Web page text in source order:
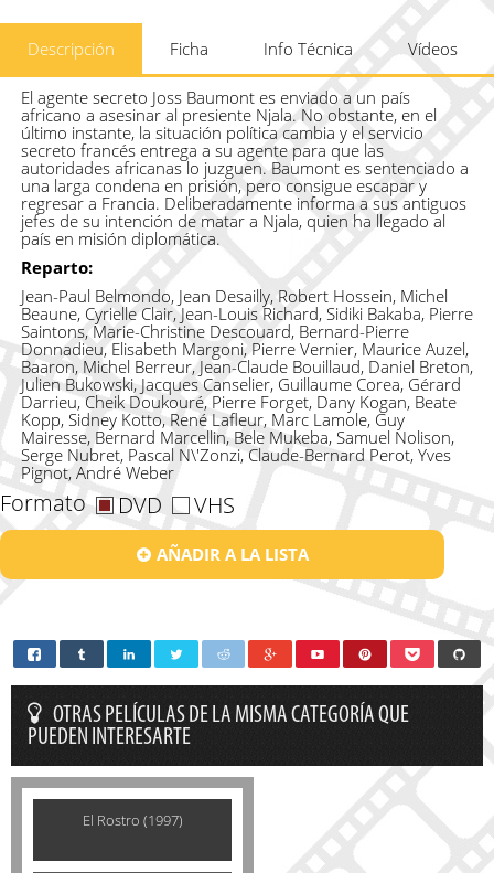
Descripción Ficha Info Técnica Vídeos
El agente secreto Joss Baumont es enviado a un país
africano a asesinar al presiente Njala. No obstante, en el
último instante, la situación política cambia y el servicio
secreto francés entrega a su agente para que las
autoridades africanas lo juzguen. Baumont es sentenciado a
una larga condena en prisión, pero consigue escapar y
regresar a Francia. Deliberadamente informa a sus antiguos
jefes de su intención de matar a Njala, quien ha llegado al
país en misión diplomática.
Reparto:
Jean-Paul Belmondo, Jean Desailly, Robert Hossein, Michel
Beaune, Cyrielle Clair, Jean-Louis Richard, Sidiki Bakaba, Pierre
Saintons, Marie-Christine Descouard, Bernard-Pierre
Donnadieu, Elisabeth Margoni, Pierre Vernier, Maurice Auzel,
Baaron, Michel Berreur, Jean-Claude Bouillaud, Daniel Breton,
Julien Bukowski, Jacques Canselier, Guillaume Corea, Gérard
Darrieu, Cheik Doukouré, Pierre Forget, Dany Kogan, Beate
Kopp, Sidney Kotto, René Lafleur, Marc Lamole, Guy
Mairesse, Bernard Marcellin, Bele Mukeba, Samuel Nolison,
Serge Nubret, Pascal N\'Zonzi, Claude-Bernard Perot, Yves
Pignot, André Weber
Formato DVD VHS
AÑADIR A LA LISTA
OTRAS PELÍCULAS DE LA MISMA CATEGORÍA QUE
PUEDEN INTERESARTE
El Rostro (1997)